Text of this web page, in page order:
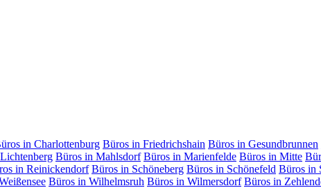
in Charlottenburg Büros in Friedrichshain Büros in Gesundbrunnen
Büros in Mahlsdorf Büros in Marienfelde Büros in Mitte
in Reinickendorf Büros in Schöneberg Büros in Schönefeld Büros in
Büros in Wilhelmsruh Büros in Wilmersdorf Büros in